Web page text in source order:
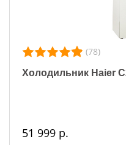
(78)
Холодильник Haier
51 999 р.